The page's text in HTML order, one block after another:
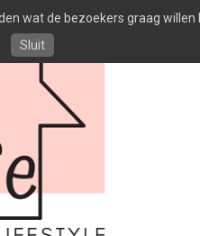
wat de bezoekers graag
Sluit